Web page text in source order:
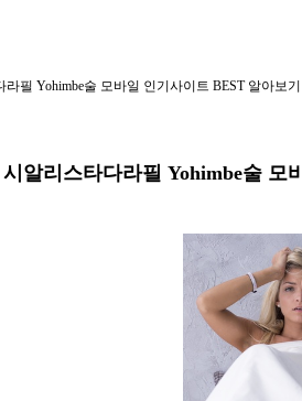
라필 Yohimbe술 모바일 인기사이트 BEST 알아보
시알리스타다라필 Yohimbe술 모